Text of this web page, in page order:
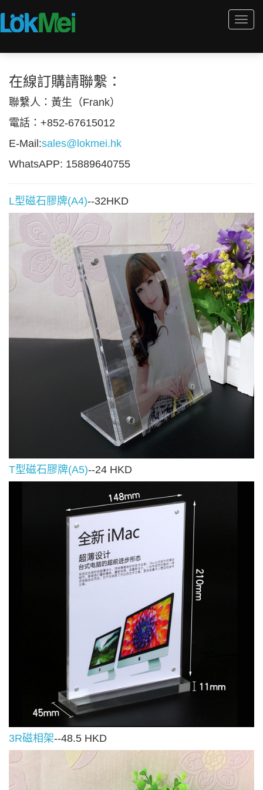
在線訂購請聯繫：
聯繫人：黃生（Frank）
電話：+852-67615012
E-Mail:sales@lokmei.hk
WhatsAPP: 15889640755
L型磁石膠牌(A4)--32HKD
T型磁石膠牌(A5)--24 HKD
3R磁相架--48.5 HKD